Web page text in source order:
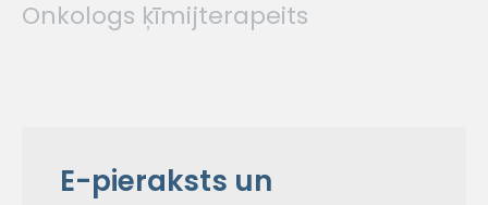
Onkologs ķīmijterapeits
E-pieraksts un